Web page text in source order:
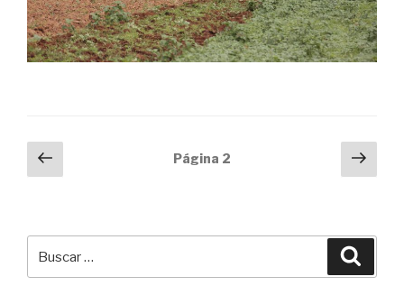
Navegación
de anterior
Página 2